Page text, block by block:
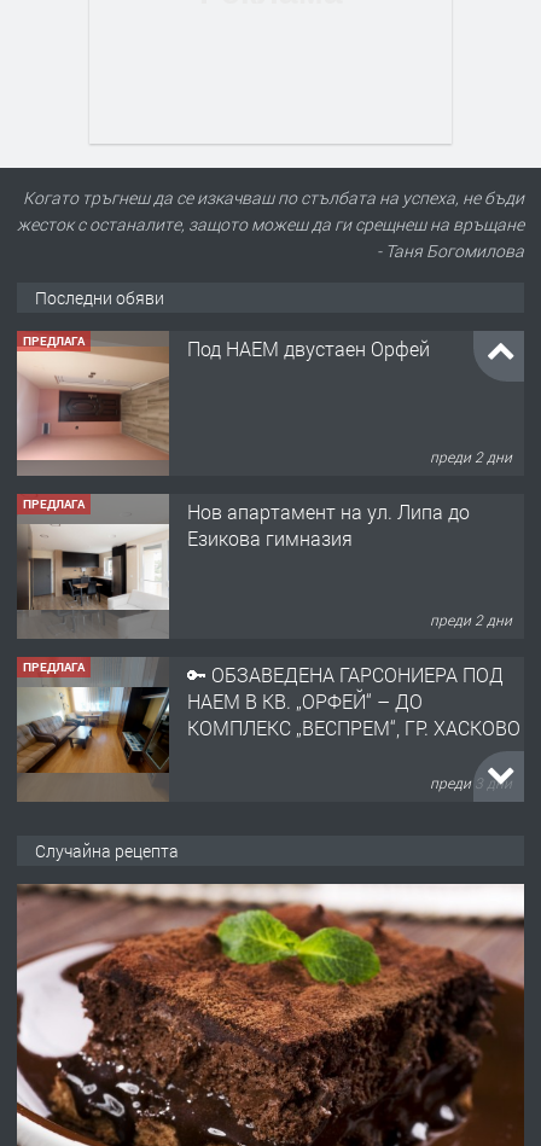
Когато тръгнеш да се изкачваш по стълбата на успеха, не бъди
жесток с останалите, защото можеш да ги срещнеш на връщане
- Таня Богомилова
Последни обяви
ПРЕДЛАГА
Нов апартамент на ул. Липа до
преди 2 дни
ПРЕДЛАГА
🔑 ОБЗАВЕДЕНА ГАРСОНИЕРА ПОД
НАЕМ В КВ. „ОРФЕЙ“ – ДО
преди 3 дни
ПРЕДЛАГА
НАПЪЛНО ОБЗАВЕДЕН И
ОБОРУДВАН ТРИСТАЕН
АПАРТАМЕНТ В ЦЕНТЪРА НА ГР.
преди 4 дни
преди 4 дни
ПРЕДЛАГА
№4120 Магазин/Офис под наем в кв.
Любен Каравелов, Хасково-близо до
градската градина!
преди 4 дни
Случайна рецепта